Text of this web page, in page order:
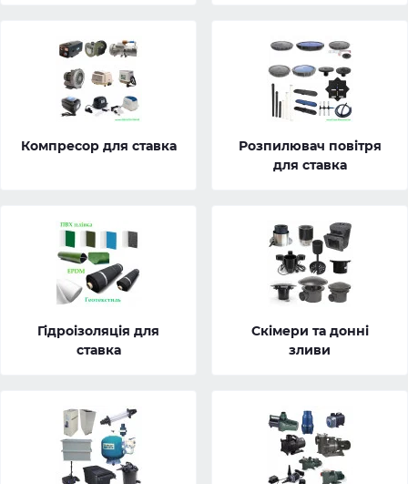
Компресор для ставка
Розпилювач повітря
для ставка
Гідроізоляція для
ставка
Скімери та донні
зливи